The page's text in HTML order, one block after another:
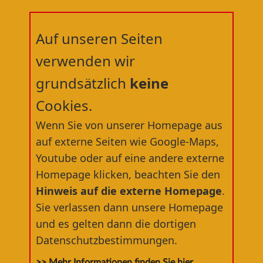
Willkommen in der
RÄDERWERFT®
dem nördlichsten Fahrradfachgeschäft
Deutschlands
Auf unseren Seiten
verwenden wir
grundsätzlich keine
Cookies.
Wenn Sie von unserer Homepage aus
auf externe Seiten wie Google-Maps,
Youtube oder auf eine andere externe
Homepage klicken, beachten Sie den
Hinweis auf die externe Homepage.
Sie verlassen dann unsere Homepage
und es gelten dann die dortigen
Datenschutzbestimmungen.